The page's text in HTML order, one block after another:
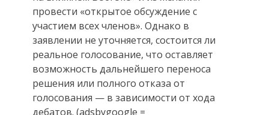
провести «открытое обсуждение с
участием всех членов». Однако в
заявлении не уточняется, состоится ли
реальное голосование, что оставляет
возможность дальнейшего переноса
решения или полного отказа от
голосования — в зависимости от хода
дебатов. (adsbygoogle =